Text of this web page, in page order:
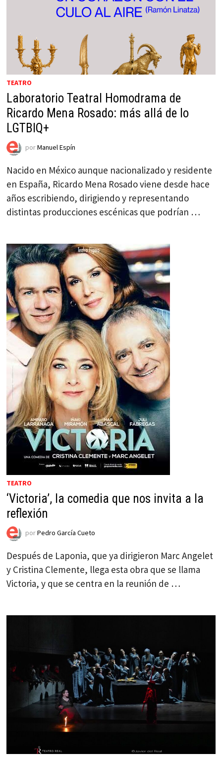
TEATRO
Laboratorio Teatral Homodrama de
Ricardo Mena Rosado: más allá de lo
LGTBIQ+
porManuel Espín
Nacido en México aunque nacionalizado y residente
en España, Ricardo Mena Rosado viene desde hace
años escribiendo, dirigiendo y representando
distintas producciones escénicas que podrían …
TEATRO
‘Victoria’, la comedia que nos invita a la
reflexión
porPedro García Cueto
Después de Laponia, que ya dirigieron Marc Angelet
y Cristina Clemente, llega esta obra que se llama
Victoria, y que se centra en la reunión de …